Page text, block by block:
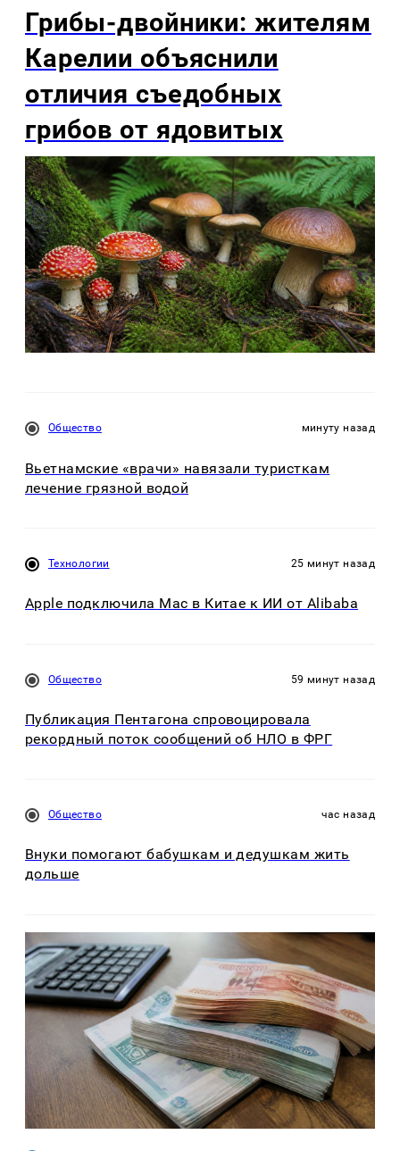
Грибы-двойники: жителям
Карелии объяснили
отличия съедобных
грибов от ядовитых
Общество минуту назад
Вьетнамские «врачи» навязали туристкам
лечение грязной водой
Технологии 25 минут назад
Apple подключила Mac в Китае к ИИ от Alibaba
Общество 59 минут назад
Публикация Пентагона спровоцировала
рекордный поток сообщений об НЛО в ФРГ
Общество час назад
Внуки помогают бабушкам и дедушкам жить
дольше